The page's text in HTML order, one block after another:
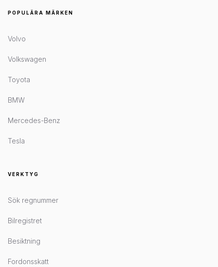
POPULÄRA MÄRKEN
Volvo
Volkswagen
Toyota
BMW
Mercedes-Benz
Tesla
VERKTYG
Sök regnummer
Bilregistret
Besiktning
Fordonsskatt